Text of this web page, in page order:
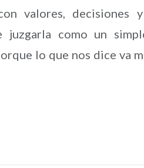
valores, decisiones
juzgarla como un
lo que nos dice va